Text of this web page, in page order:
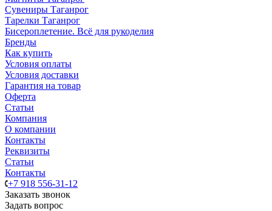
Сувениры Таганрог
Тарелки Таганрог
Бисероплетение. Всё для рукоделия
Бренды
Как купить
Условия оплаты
Условия доставки
Гарантия на товар
Оферта
Статьи
Компания
О компании
Контакты
Реквизиты
Статьи
Контакты
+7 918 556-31-12
Заказать звонок
Задать вопрос